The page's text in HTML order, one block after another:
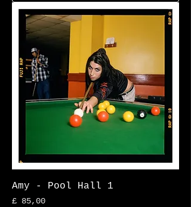
Amy - Pool Hall 1
Preço
£ 85,00